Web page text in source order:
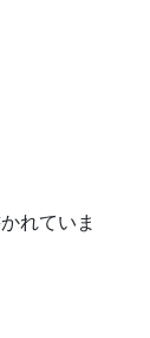
れていま